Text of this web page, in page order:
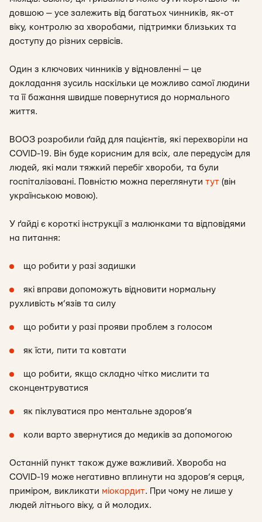
довшою — усе залежить від багатьох чинників, як-от
віку, контролю за хворобами, підтримки близьких та
доступу до різних сервісів.
Один з ключових чинників у відновленні — це
докладання зусиль наскільки це можливо самої людини
та її бажання швидше повернутися до нормального
життя.
ВООЗ розробили ґайд для пацієнтів, які перехворіли на
СOVID-19. Він буде корисним для всіх, але передусім для
людей, які мали тяжкий перебіг хвороби, та були
госпіталізовані. Повністю можна переглянути тут (він
українською мовою).
У ґайді є короткі інструкції з малюнками та відповідями
на питання:
що робити у разі задишки
які вправи допоможуть відновити нормальну
рухливість м’язів та силу
що робити у разі прояви проблем з голосом
як їсти, пити та ковтати
що робити, якщо складно чітко мислити та
сконцентруватися
як піклуватися про ментальне здоров’я
коли варто звернутися до медиків за допомогою
Останній пункт також дуже важливий. Хвороба на
COVID-19 може негативно вплинути на здоров’я серця,
приміром, викликати міокардит. При чому не лише у
людей літнього віку, а й молодих.